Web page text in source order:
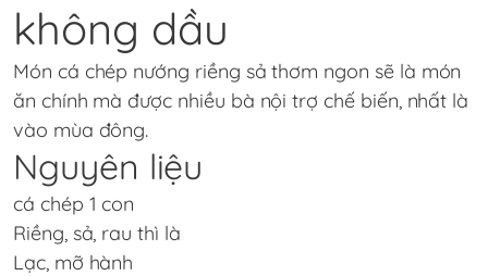
không dầu
Món cá chép nướng riềng sả thơm ngon sẽ là món
ăn chính mà được nhiều bà nội trợ chế biến, nhất là
vào mùa đông.
Nguyên liệu
cá chép 1 con
Riềng, sả, rau thì là
Lạc, mỡ hành